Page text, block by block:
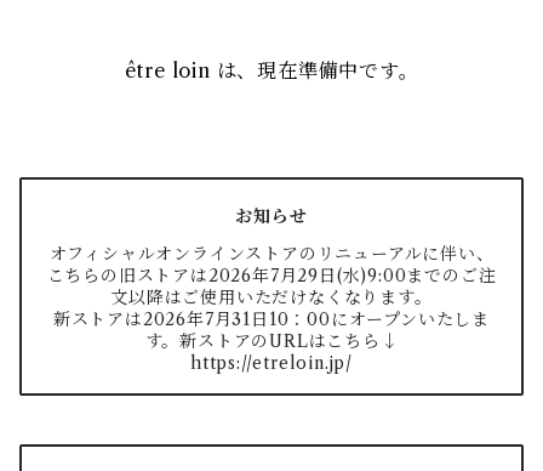
être loin は、現在準備中です。
お知らせ
オフィシャルオンラインストアのリニューアルに伴い、
こちらの旧ストアは2026年7月29日(水)9:00までのご注
文以降はご使用いただけなくなります。
新ストアは2026年7月31日10：00にオープンいたしま
す。新ストアのURLはこちら↓
https://etreloin.jp/